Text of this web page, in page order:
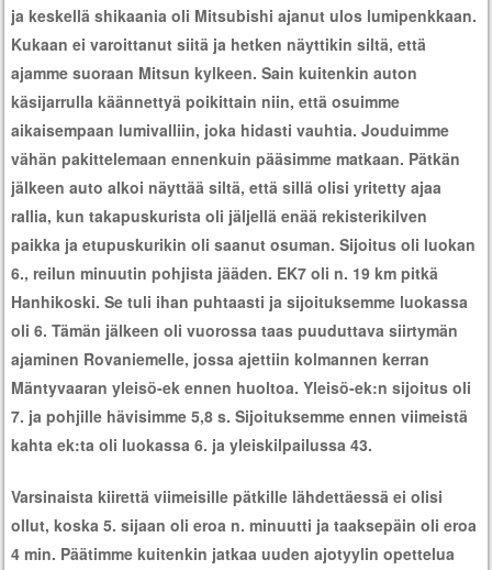
ja keskellä shikaania oli Mitsubishi ajanut ulos lumipenkkaan.
Kukaan ei varoittanut siitä ja hetken näyttikin siltä, että
ajamme suoraan Mitsun kylkeen. Sain kuitenkin auton
käsijarrulla käännettyä poikittain niin, että osuimme
aikaisempaan lumivalliin, joka hidasti vauhtia. Jouduimme
vähän pakittelemaan ennenkuin pääsimme matkaan. Pätkän
jälkeen auto alkoi näyttää siltä, että sillä olisi yritetty ajaa
rallia, kun takapuskurista oli jäljellä enää rekisterikilven
paikka ja etupuskurikin oli saanut osuman. Sijoitus oli luokan
6., reilun minuutin pohjista jääden. EK7 oli n. 19 km pitkä
Hanhikoski. Se tuli ihan puhtaasti ja sijoituksemme luokassa
oli 6. Tämän jälkeen oli vuorossa taas puuduttava siirtymän
ajaminen Rovaniemelle, jossa ajettiin kolmannen kerran
Mäntyvaaran yleisö-ek ennen huoltoa. Yleisö-ek:n sijoitus oli
7. ja pohjille hävisimme 5,8 s. Sijoituksemme ennen viimeistä
kahta ek:ta oli luokassa 6. ja yleiskilpailussa 43.
Varsinaista kiirettä viimeisille pätkille lähdettäessä ei olisi
ollut, koska 5. sijaan oli eroa n. minuutti ja taaksepäin oli eroa
4 min. Päätimme kuitenkin jatkaa uuden ajotyylin opettelua